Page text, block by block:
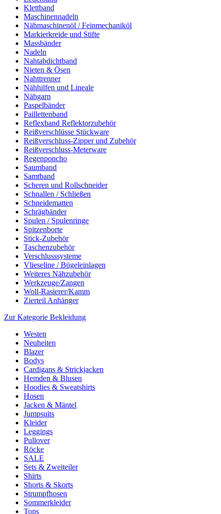
Klettband
Maschinennadeln
Nähmaschinenöl / Feinmechaniköl
Markierkreide und Stifte
Massbänder
Nadeln
Nahtabdichtband
Nieten & Ösen
Nahttrenner
Nähhilfen und Lineale
Nähgarn
Paspelbänder
Paillettenband
Reflexband Reflektorzubehör
Reißverschlüsse Stückware
Reißverschluss-Zipper und Zubehör
Reißverschluss-Meterware
Regenponcho
Saumband
Samtband
Scheren und Rollschneider
Schnallen / Schließen
Schneidematten
Schrägbänder
Spulen / Spulenringe
Spitzenborte
Stick-Zubehör
Taschenzubehör
Verschlusssysteme
Vlieseline / Bügeleinlagen
Weiteres Nähzubehör
Werkzeuge/Zangen
Woll-Rasierer/Kamm
Zierteil Anhänger
Zur Kategorie Bekleidung
Westen
Neuheiten
Blazer
Bodys
Cardigans & Strickjacken
Hemden & Blusen
Hoodies & Sweatshirts
Hosen
Jacken & Mäntel
Jumpsuits
Kleider
Leggings
Pullover
Röcke
SALE
Sets & Zweiteiler
Shirts
Shorts & Skorts
Strumpfhosen
Sommerkleider
Tops